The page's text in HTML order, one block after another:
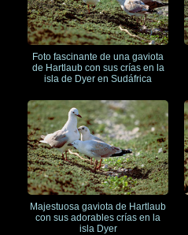
Foto fascinante de una gaviota
de Hartlaub con sus crías en la
isla de Dyer en Sudáfrica
Majestuosa gaviota de Hartlaub
con sus adorables crías en la
isla Dyer